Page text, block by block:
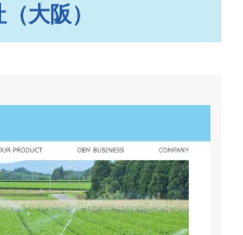
大阪）